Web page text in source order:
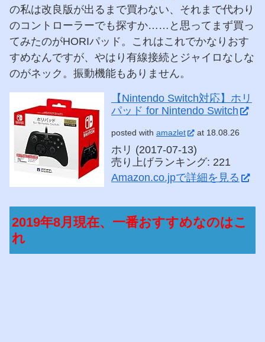
の私は改良版が出るまで買わない、それまで代わり
のコントローラーでも探すか……と思ってまず買っ
てみたのがHORIパッド。これはこれでかなりおす
すめなんですが、やはり有線接続とジャイロなしな
のがネック。振動機能もありません。
【Nintendo Switch対応】ホリ
パッド for Nintendo Switch
posted with amazlet at 18.08.26
ホリ (2017-07-13)
売り上げランキング: 221
Amazon.co.jpで詳細を見る
2019年8月現在、一番おすすめなのはこ
れ